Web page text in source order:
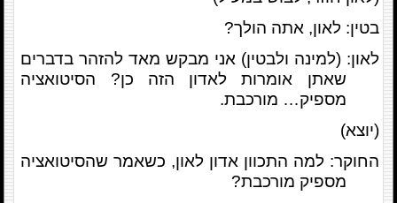
בטין: לאון, אתה הולך?
לאון: (למינה ולבטין) אני מבקש מאד להזהר בדברים
שאתן אומרות לאדון הזה כן? הסיטואציה
מספיק… מורכבת.
(יוצא)
החוקר: למה התכוון אדון לאון, כשאמר שהסיטואציה
מספיק מורכבת?